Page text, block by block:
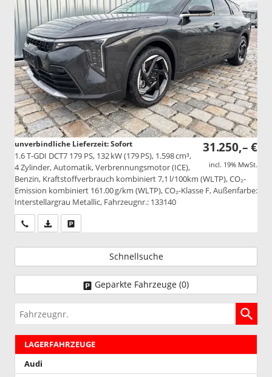
31.250,– €
incl. 19% MwSt.
unverbindliche Lieferzeit: Sofort
1.6 T-GDI DCT7 179 PS, 132 kW (179 PS), 1.598 cm³,
4 Zylinder, Automatik, Verbrennungsmotor (ICE),
Benzin, Kraftstoffverbrauch kombiniert 7,1 l/100km (WLTP), CO₂-
Emission kombiniert 161.00 g/km (WLTP), CO₂-Klasse F, Außenfarbe:
Interstellargrau Metallic, Fahrzeugnr.: 133140
Wir rufen Sie anPDF-Datei, Fahrzeugexposé drucken
Schnellsuche
Geparkte Fahrzeuge (0)
Fahrzeugnr.
LAGERFAHRZEUGE
Audi